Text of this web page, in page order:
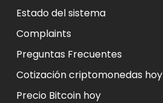
Estado del sistema
Complaints
Preguntas Frecuentes
Cotización criptomonedas hoy
Precio Bitcoin hoy